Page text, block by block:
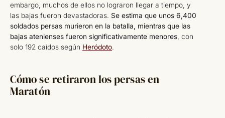
embargo, muchos de ellos no lograron llegar a tiempo, y
las bajas fueron devastadoras. Se estima que unos 6,400
soldados persas murieron en la batalla, mientras que las
bajas atenienses fueron significativamente menores , con
solo 192 caídos según Heródoto.
Cómo se retiraron los persas en
Maratón